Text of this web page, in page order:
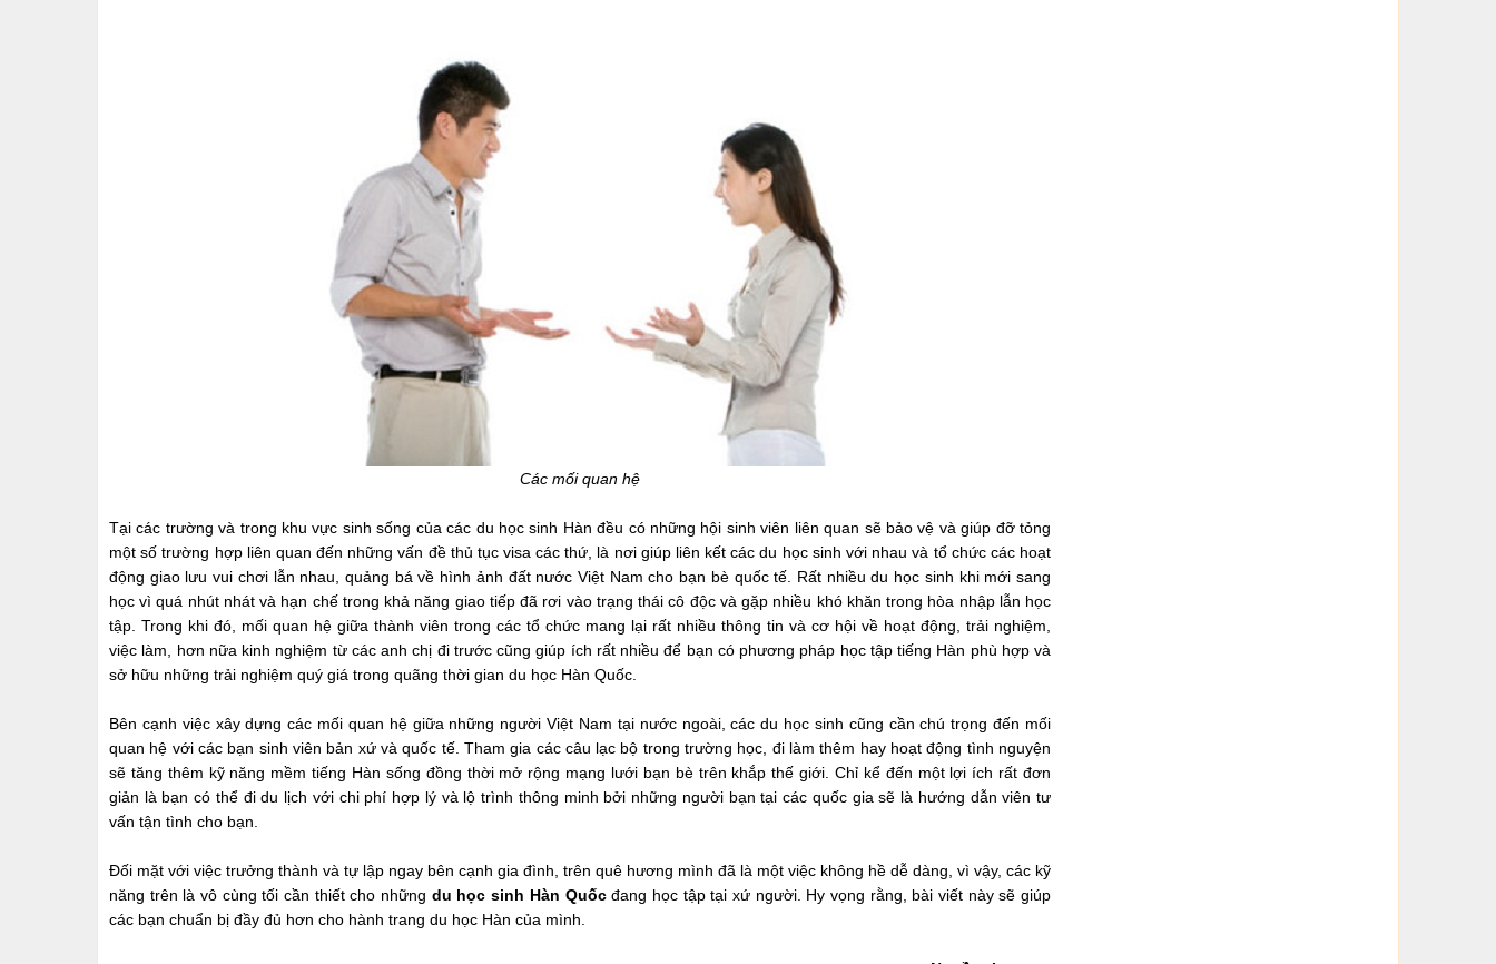
Các mối quan hệ
Tại các trường và trong khu vực sinh sống của các du học sinh Hàn đều có những hội sinh viên liên quan sẽ bảo vệ và giúp đỡ tỏng
một số trường hợp liên quan đến những vấn đề thủ tục visa các thứ, là nơi giúp liên kết các du học sinh với nhau và tổ chức các hoạt
động giao lưu vui chơi lẫn nhau, quảng bá về hình ảnh đất nước Việt Nam cho bạn bè quốc tế. Rất nhiều du học sinh khi mới sang
học vì quá nhút nhát và hạn chế trong khả năng giao tiếp đã rơi vào trạng thái cô độc và gặp nhiều khó khăn trong hòa nhập lẫn học
tập. Trong khi đó, mối quan hệ giữa thành viên trong các tổ chức mang lại rất nhiều thông tin và cơ hội về hoạt động, trải nghiệm,
việc làm, hơn nữa kinh nghiệm từ các anh chị đi trước cũng giúp ích rất nhiều để bạn có phương pháp học tập tiếng Hàn phù hợp và
sở hữu những trải nghiệm quý giá trong quãng thời gian du học Hàn Quốc.
Bên cạnh việc xây dựng các mối quan hệ giữa những người Việt Nam tại nước ngoài, các du học sinh cũng cần chú trọng đến mối
quan hệ với các bạn sinh viên bản xứ và quốc tế. Tham gia các câu lạc bộ trong trường học, đi làm thêm hay hoạt động tình nguyện
sẽ tăng thêm kỹ năng mềm tiếng Hàn sống đồng thời mở rộng mạng lưới bạn bè trên khắp thế giới. Chỉ kể đến một lợi ích rất đơn
giản là bạn có thể đi du lịch với chi phí hợp lý và lộ trình thông minh bởi những người bạn tại các quốc gia sẽ là hướng dẫn viên tư
vấn tận tình cho bạn.
Đối mặt với việc trưởng thành và tự lập ngay bên cạnh gia đình, trên quê hương mình đã là một việc không hề dễ dàng, vì vậy, các kỹ
năng trên là vô cùng tối cần thiết cho những du học sinh Hàn Quốcđang học tập tại xứ người. Hy vọng rằng, bài viết này sẽ giúp
các bạn chuẩn bị đầy đủ hơn cho hành trang du học Hàn của mình.